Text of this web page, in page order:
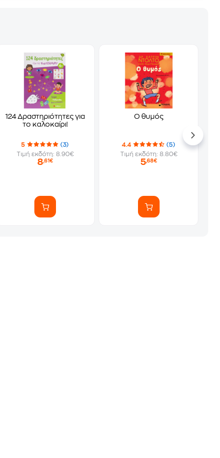
124 Δραστηριότητες για
το καλοκαίρι!
5
(3)
Τιμή εκδότη: 8.90€
8,61€
Ο θυμός
4.4
(5)
Τιμή εκδότη: 8.80€
5,68€